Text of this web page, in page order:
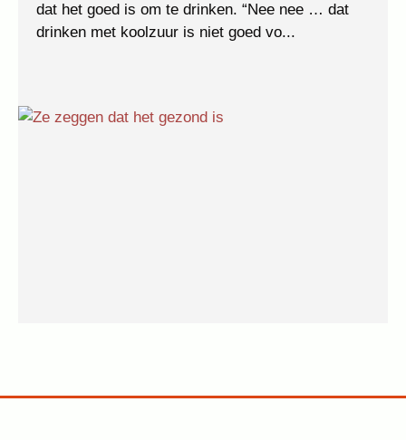
dat het goed is om te drinken. “Nee nee … dat
drinken met koolzuur is niet goed vo...